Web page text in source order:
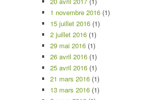
1 novembre 2016 (1)
15 juillet 2016 (1)
2 juillet 2016 (1)
29 mai 2016 (1)
26 avril 2016 (1)
25 avril 2016 (1)
21 mars 2016 (1)
13 mars 2016 (1)